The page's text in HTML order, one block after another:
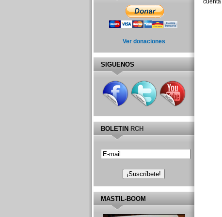
cuenta
Ver donaciones
SIGUENOS
BOLETIN RCH
MASTIL-BOOM